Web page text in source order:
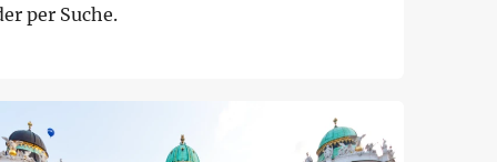
per Suche.